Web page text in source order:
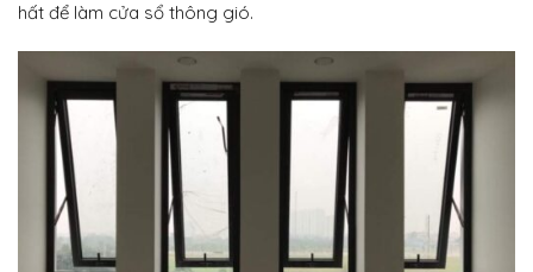
hất để làm cửa sổ thông gió.